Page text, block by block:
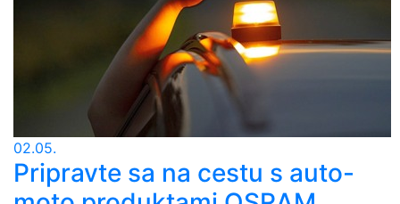
02.05.
Pripravte sa na cestu s auto-